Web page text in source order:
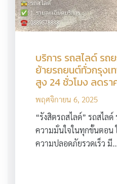
บริการ รถสไลด์ รถ
ย้ายรถยนต์ทั่วกรุง
สูง 24 ชั่วโมง ลดร
พฤศจิกายน 6, 2025
“รังสิตรถสไลด์” รถสไล
ความมั่นใจในทุกขั้นตอน
ความปลอดภัยรวดเร็ว มี…